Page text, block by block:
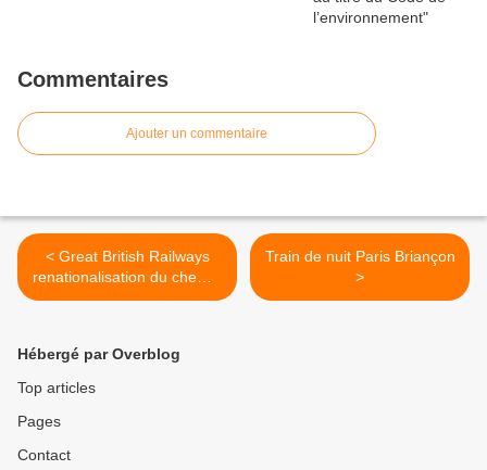
Commentaires
Ajouter un commentaire
< Great British Railways
renationalisation du chemin
de fer britannique
Train de nuit Paris Briançon
>
Hébergé par Overblog
Top articles
Pages
Contact